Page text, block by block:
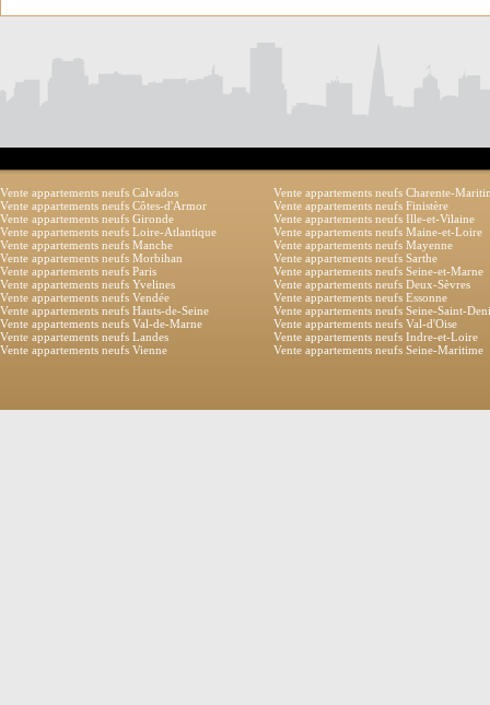
Vente appartements neufs Calvados
Vente appartements neufs Charente-
Vente appartements neufs Côtes-d'Armor
Vente appartements neufs Finistère
Vente appartements neufs Gironde
Vente appartements neufs Ille-et-Vilaine
Vente appartements neufs Loire-Atlantique
Vente appartements neufs Maine-et-Loire
Vente appartements neufs Manche
Vente appartements neufs Mayenne
Vente appartements neufs Morbihan
Vente appartements neufs Sarthe
Vente appartements neufs Paris
Vente appartements neufs Seine-et-Marne
Vente appartements neufs Yvelines
Vente appartements neufs Deux-Sèvres
Vente appartements neufs Vendée
Vente appartements neufs Essonne
Vente appartements neufs Hauts-de-Seine
Vente appartements neufs Seine-Saint-
Vente appartements neufs Val-de-Marne
Vente appartements neufs Val-d'Oise
Vente appartements neufs Landes
Vente appartements neufs Indre-et-Loire
Vente appartements neufs Vienne
Vente appartements neufs Seine-Maritime